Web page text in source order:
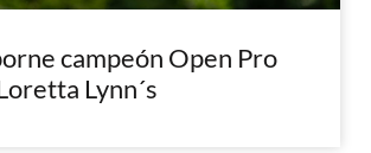
campeón Open Pro
Lynn´s